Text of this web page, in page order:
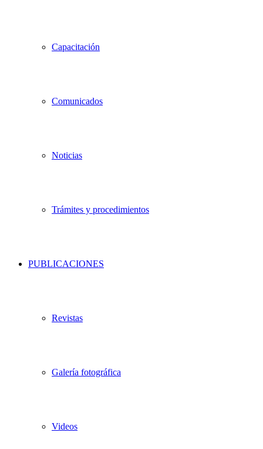
Capacitación
Comunicados
Noticias
Trámites y procedimientos
PUBLICACIONES
Revistas
Galería fotográfica
Videos